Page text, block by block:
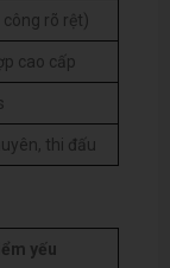
rõ rệt)
cao cấp
thi đấu
yếu